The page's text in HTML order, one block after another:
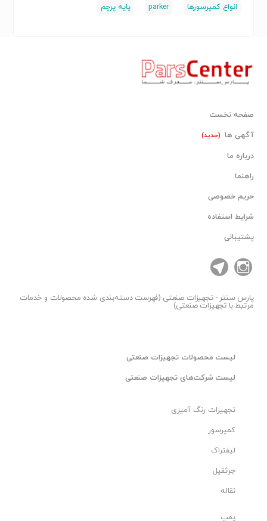
​ سازگار با PLCهای Schneider
​ عملکرد پایدار در محیط صنعتی
​ کاهش نویز و خطای اندازه‌گیری
​ مناسب پروژه‌های حرفه‌ای
کاربردها
• سیستم‌های کنترل فرآیند
• دریافت سیگنال سنسورها
• خطوط تولید
• سیستم‌های مانیتورینگ
• اتوماسیون صنعتی
• تجهیزات PLC
دفتر(ثابت): 33923100 - 021​
همراه (خط یک): 09120184102
تامین می شود.
انواع کمپرسورها parker پایه پرچم
صفحه نخست
آگهی ها (جدید)
درباره ما
راهنما
حریم خصوصی
شرایط استفاده
پشتیبانی
پارس سنتر- تجهیزات صنعتی (فهرست دسته‌بندی شده محصولات و خدمات
مرتبط با تجهیزات صنعتی)
لیست محصولات تجهیزات صنعتی
لیست شرکت‌های تجهیزات صنعتی
تجهیزات رنگ آمیزی
کمپرسور
لیفتراک
جرثقیل
نقاله
پمپ